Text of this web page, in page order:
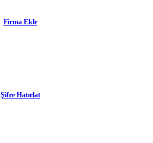
Firma Ekle
Şifre Hatırlat